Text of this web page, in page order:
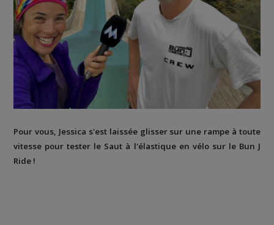
Pour vous, Jessica s'est laissée glisser sur une rampe à toute
vitesse pour tester le Saut à l'élastique en vélo sur le Bun J
Ride !